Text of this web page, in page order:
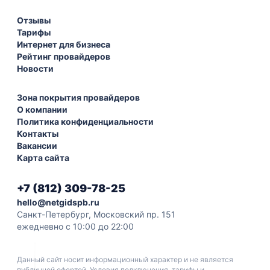
Отзывы
Тарифы
Интернет для бизнеса
Рейтинг провайдеров
Новости
Зона покрытия провайдеров
О компании
Политика конфиденциальности
Контакты
Вакансии
Карта сайта
+7 (812) 309-78-25
hello@netgidspb.ru
Санкт-Петербург, Московский пр. 151
ежедневно с 10:00 до 22:00
Данный сайт носит информационный характер и не является